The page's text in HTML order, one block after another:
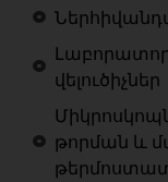
վելուծիչներ
թորման և